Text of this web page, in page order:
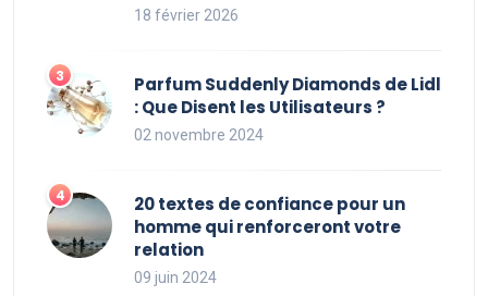
18 février 2026
Parfum Suddenly Diamonds de Lidl
: Que Disent les Utilisateurs ?
02 novembre 2024
20 textes de confiance pour un
homme qui renforceront votre
relation
09 juin 2024